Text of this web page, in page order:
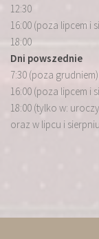
12:30
16:00 (poza lipcem i
18:00
Dni powszednie
7:30 (poza grudniem)
16:00 (poza lipcem i
18:00 (tylko w:
oraz w lipcu i sierpniu